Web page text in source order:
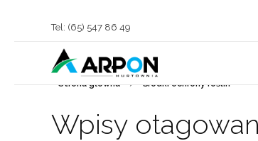
Tel: (65) 547 86 49
Strona główna Środki ochrony roślin
Wpisy